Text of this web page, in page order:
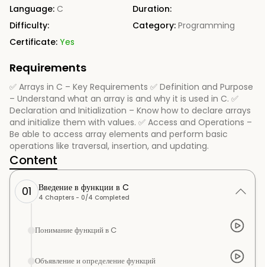
Language: C
Duration:
Difficulty:
Category: Programming
Certificate: Yes
Requirements
✅ Arrays in C – Key Requirements ✅ Definition and Purpose
– Understand what an array is and why it is used in C. ✅
Declaration and Initialization – Know how to declare arrays
and initialize them with values. ✅ Access and Operations –
Be able to access array elements and perform basic
operations like traversal, insertion, and updating.
Content
01 Введение в функции в C
4 Chapters - 0/4 Completed
Понимание функций в C
Объявление и определение функций